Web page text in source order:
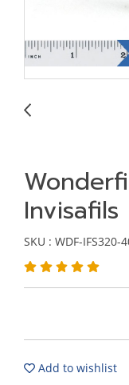
SKU : WDF-IFS320-
Add to wishlist